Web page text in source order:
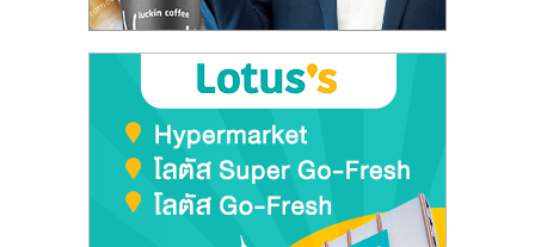
และ
ขยาย